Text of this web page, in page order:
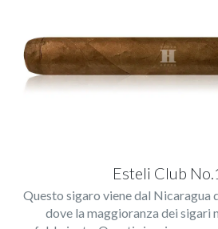
Esteli Club
Questo sigaro viene dal Nicaragua
dove la maggioranza dei sigari